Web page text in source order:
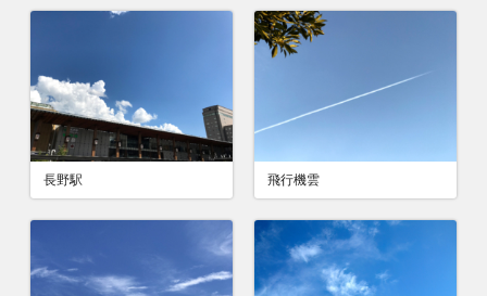
長野駅 飛行機雲